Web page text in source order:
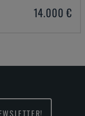
14.000 €